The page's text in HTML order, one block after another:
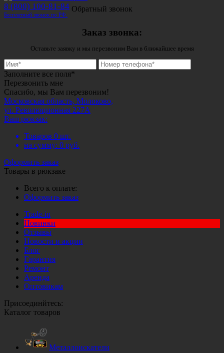
8 (800) 100-81-84
Бесплатный звонок по РФ.
Обратный звонок
Заказ звонка:
Оставьте заявку и мы перезвоним Вам в ближайшее время
Заполните все поля*
Перезвонить мне
Спасибо, мы Вам перезвоним!
Московская область, Молоково,
ул. Революционная 227А
Ваш рюкзак:
Товаров 0 шт.
на сумму: 0 руб.
Оформить заказ
Товары в рюкзаке
Всего к оплате:
Оформить заказ
Trade-in
Новинки
Отзывы
Новости и акции
Блог
Гарантия
Ремонт
Аренда
Оптовикам
Присоединйтесь:
Каталог товаров
Металлоискатели